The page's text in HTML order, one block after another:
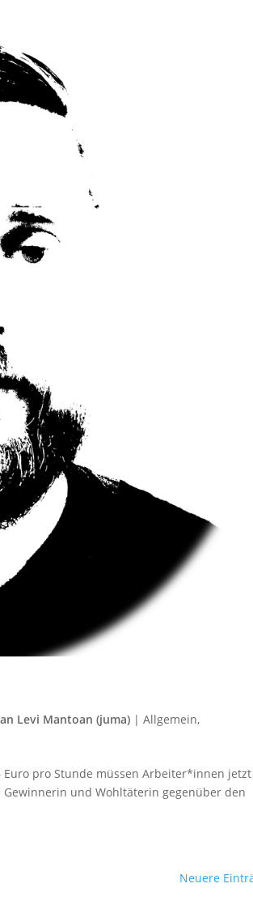
Levi Mantoan (juma) |Allgemein,
pro Stunde müssen Arbeiter*innen jetzt
und Wohltäterin gegenüber den
Neuere